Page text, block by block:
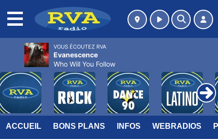
ACCUEIL BONS PLANS INFOS WEBRADIOS
VOUS ÉCOUTEZ RVA
Evanescence
Who Will You Follow